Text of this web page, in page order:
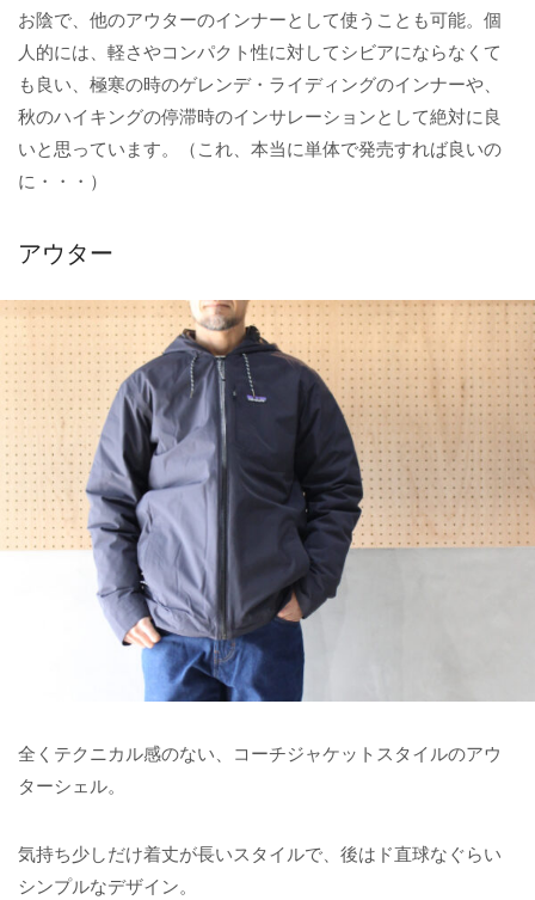
お陰で、他のアウターのインナーとして使うことも可能。個
人的には、軽さやコンパクト性に対してシビアにならなくて
も良い、極寒の時のゲレンデ・ライディングのインナーや、
秋のハイキングの停滞時のインサレーションとして絶対に良
いと思っています。（これ、本当に単体で発売すれば良いの
に・・・）
アウター
全くテクニカル感のない、コーチジャケットスタイルのアウ
ターシェル。
気持ち少しだけ着丈が長いスタイルで、後はド直球なぐらい
シンプルなデザイン。